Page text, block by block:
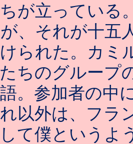
が立っている
、それが十五
られた。カミ
ちのグループ
。参加者の中
以外は、フラ
て僕というよ